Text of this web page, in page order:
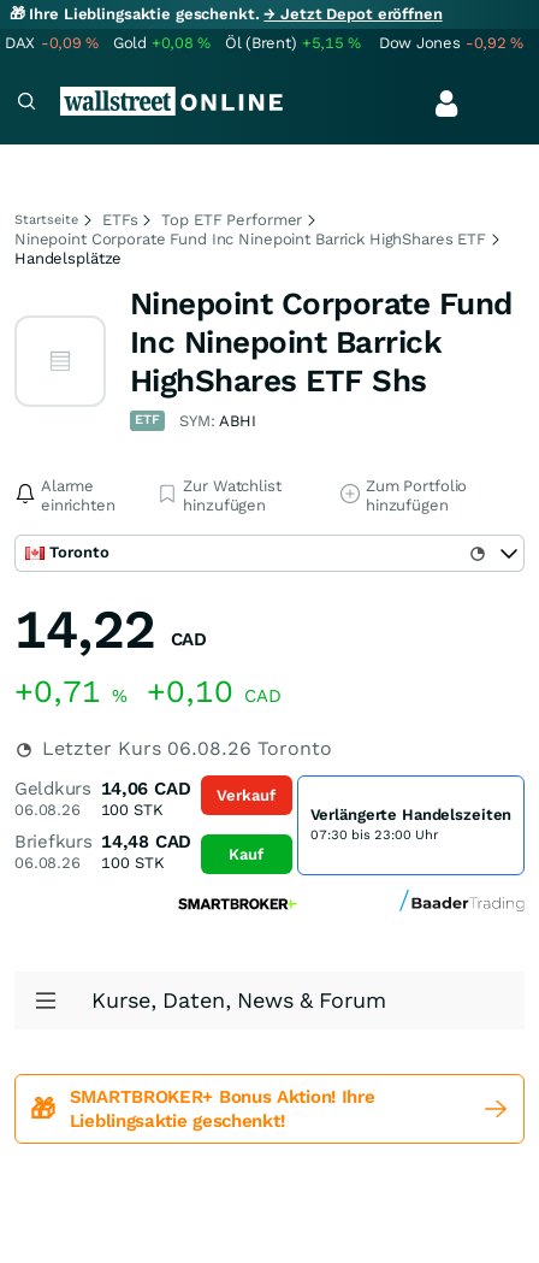
🎁 Ihre Lieblingsaktie geschenkt.→ Jetzt Depot eröffnen
DAX -0,09% Gold +0,08% Öl (Brent) +5,15% Dow Jones -0,92%
Startseite ETFs
Top ETF Performer
Ninepoint Corporate Fund Inc Ninepoint Barrick HighShares ETF
Handelsplätze
Ninepoint Corporate Fund
Inc Ninepoint Barrick
HighShares ETF Shs
ETF SYM:ABHI
Alarme
einrichten
Zur Watchlist
hinzufügen
Zum Portfolio
hinzufügen
Toronto
14,22 CAD
+0,71 % +0,10 CAD
Letzter Kurs 06.08.26 Toronto
Geldkurs
06.08.26
14,06 CAD
100 STK
Briefkurs
06.08.26
14,48 CAD
100STK
Verkauf
Kauf
Verlängerte Handelszeiten
07:30 bis 23:00 Uhr
Kurse, Daten, News & Forum
🎁
SMARTBROKER+ Bonus Aktion! Ihre
Lieblingsaktie geschenkt!